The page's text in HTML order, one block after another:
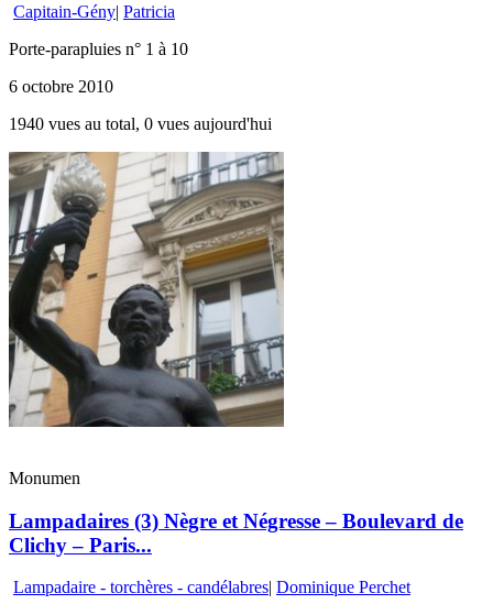
Capitain-Gény| Patricia
Porte-parapluies n° 1 à 10
6 octobre 2010
1940 vues au total, 0 vues aujourd'hui
Monumen
Lampadaires (3) Nègre et Négresse – Boulevard de
Clichy – Paris...
Lampadaire - torchères - candélabres| Dominique Perchet